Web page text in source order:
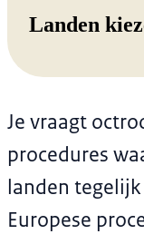
Landen
Je vraagt
procedures
landen
Europese